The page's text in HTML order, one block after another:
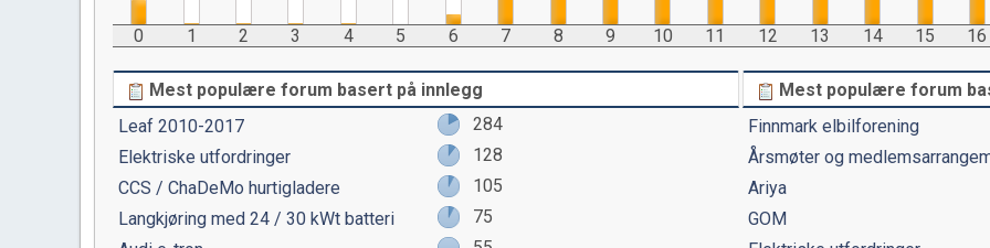
0 1 2 3 4 5 6 7 8 9 10 11 12 13 14 15 16
Mest populære forum basert på innlegg
Leaf 2010-2017
284
Elektriske utfordringer
128
CCS / ChaDeMo hurtigladere
105
Langkjøring med 24 / 30 kWt batteri
75
Mest populære forum
Finnmark elbilforening
Årsmøter og
Ariya
GOM